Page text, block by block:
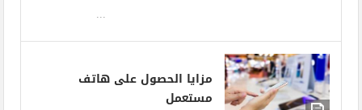
مزايا الحصول على هاتف
مستعمل